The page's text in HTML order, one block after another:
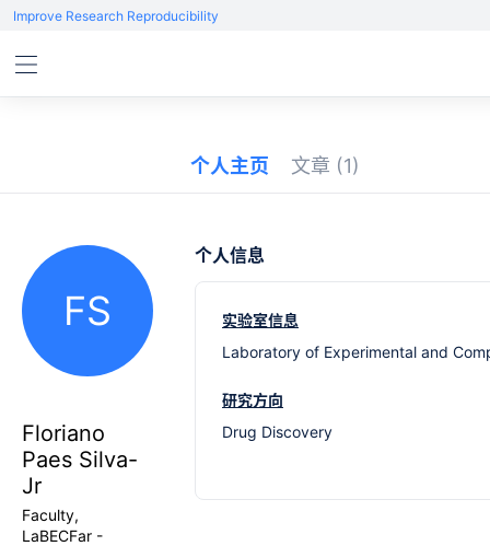
Improve Research Reproducibility
个人主页 文章 (1)
FS
Floriano
Paes Silva-
Jr
Faculty,
LaBECFar -
个人信息
实验室信息
Laboratory of Experimental and
研究方向
Drug Discovery